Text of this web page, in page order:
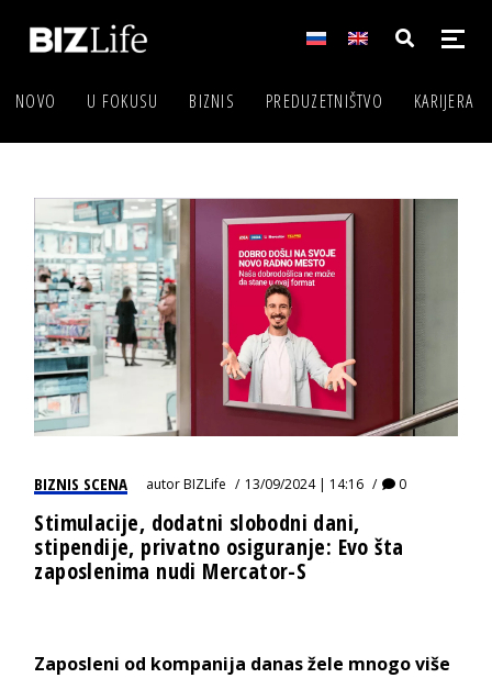
NOVO U FOKUSU BIZNIS PREDUZETNIŠTVO KARIJERA
BIZNIS SCENA autorBIZLife 13/09/2024 | 14:16 0
Stimulacije, dodatni slobodni dani,
stipendije, privatno osiguranje: Evo šta
zaposlenima nudi Mercator-S
Zaposleni od kompanija danas žele mnogo više